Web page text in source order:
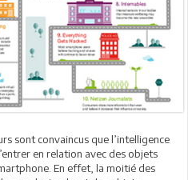
sont convaincus que l’intelligence
en relation avec des objets
En effet, la moitié des